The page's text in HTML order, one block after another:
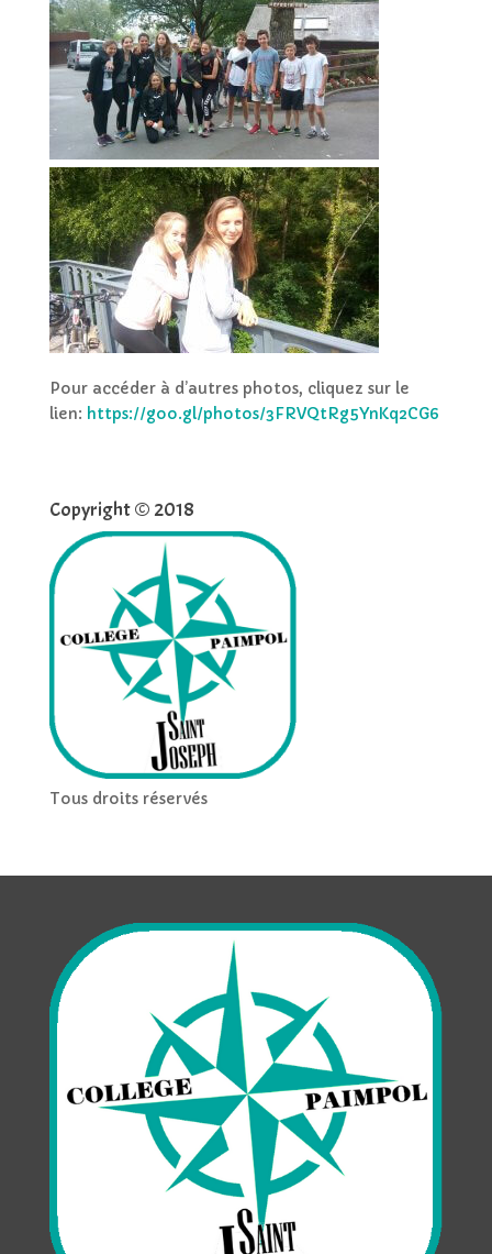
Pour accéder à d’autres photos, cliquez sur le
lien: https://goo.gl/photos/3FRVQtRg5YnKq2CG6
Copyright © 2018
Tous droits réservés